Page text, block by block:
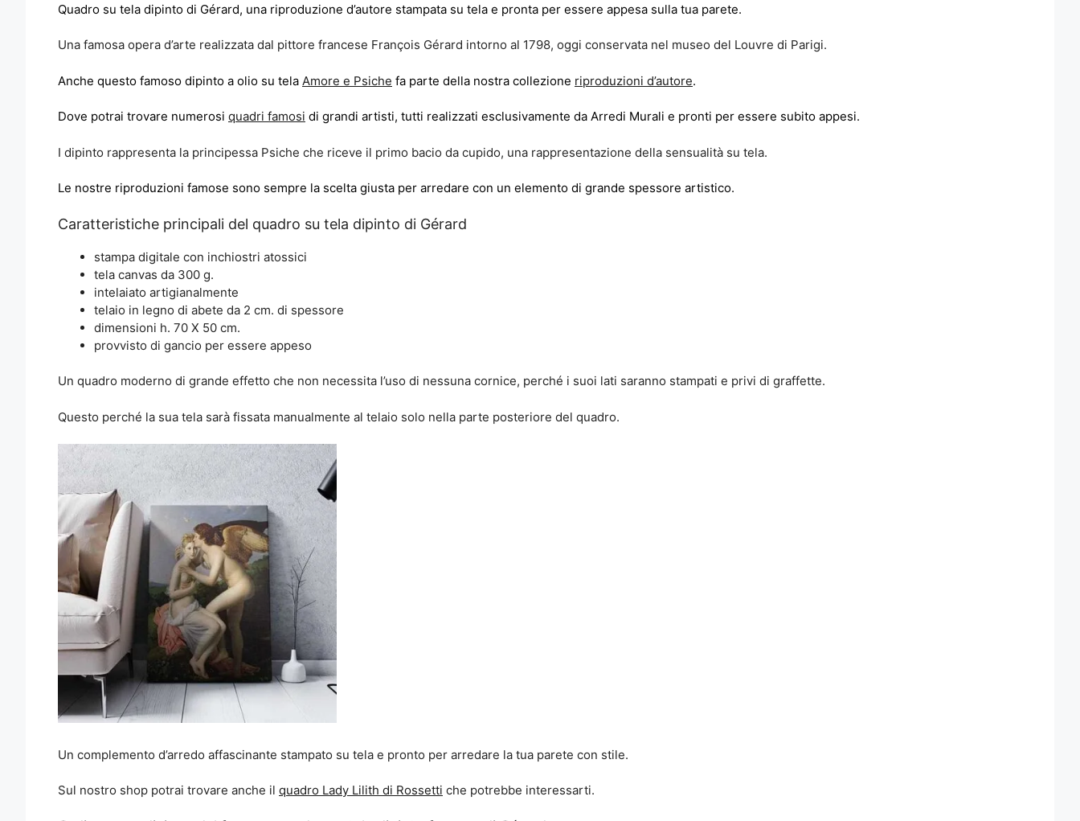
Quadro su tela dipinto di Gérard, una riproduzione d’autore stampata su tela e pronta per essere appesa sulla tua parete.
Una famosa opera d’arte realizzata dal pittore francese François Gérard intorno al 1798, oggi conservata nel museo del Louvre di Parigi.
Anche questo famoso dipinto a olio su tela Amore e Psiche fa parte della nostra collezione riproduzioni d’autore.
Dove potrai trovare numerosi quadri famosi di grandi artisti, tutti realizzati esclusivamente da Arredi Murali e pronti per essere subito appesi.
I dipinto rappresenta la principessa Psiche che riceve il primo bacio da cupido, una rappresentazione della sensualità su tela.
Le nostre riproduzioni famose sono sempre la scelta giusta per arredare con un elemento di grande spessore artistico.
Caratteristiche principali del quadro su tela dipinto di Gérard
stampa digitale con inchiostri atossici
tela canvas da 300 g.
intelaiato artigianalmente
telaio in legno di abete da 2 cm. di spessore
dimensioni h. 70 X 50 cm.
provvisto di gancio per essere appeso
Un quadro moderno di grande effetto che non necessita l’uso di nessuna cornice, perché i suoi lati saranno stampati e privi di graffette.
Questo perché la sua tela sarà fissata manualmente al telaio solo nella parte posteriore del quadro.
Un complemento d’arredo affascinante stampato su tela e pronto per arredare la tua parete con stile.
Sul nostro shop potrai trovare anche il quadro Lady Lilith di Rossetti che potrebbe interessarti.